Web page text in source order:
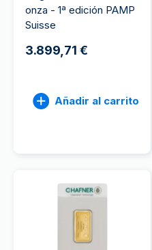
onza - 1ª edición PAMP
Suisse
3.899,71 €
Añadir al carrito